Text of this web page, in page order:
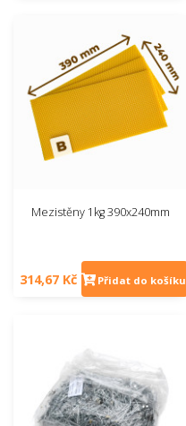
Mezistěny 1kg 390x240mm
314,67 Kč Přidat do košíku